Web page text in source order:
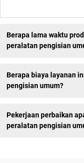
Berapa lama waktu
peralatan pengisian
Berapa biaya layanan
pengisian umum?
Pekerjaan perbaikan
peralatan pengisian